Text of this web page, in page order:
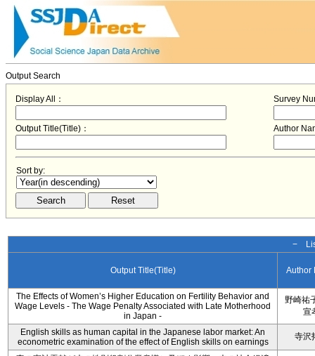
Output Search
Display All： Survey
Output Title(Title)： Author
Sort by:
−
Output Title(Title) Author
The Effects of Women’s Higher Education on Fertility Behavior and
Wage Levels - The Wage Penalty Associated with Late Motherhood
in Japan -
野崎祐
宣
English skills as human capital in the Japanese labor market: An
econometric examination of the effect of English skills on earnings
寺沢